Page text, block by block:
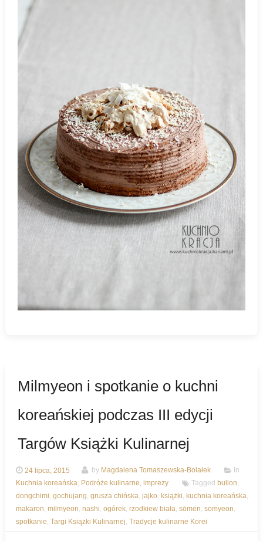
Milmyeon i spotkanie o kuchni
koreańskiej podczas III edycji
Targów Książki Kulinarnej
24 lipca, 2015 by Magdalena Tomaszewska-Bolałek
In
Kuchnia koreańska, Podróże kulinarne, imprezy Tagged bulion,
dongchimi, gochujang, grusza chińska, jajko, książki, kuchnia koreańska,
makaron, milmyeon, nashi, ogórek, rzodkiew biała, sōmen, somyeon,
spotkanie, Targi Książki Kulinarnej, Tradycje kulinarne Korei